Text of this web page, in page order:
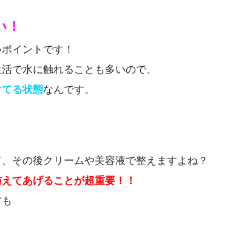
イントです！
で水に触れることも多いので、
る状態なんです。
その後クリームや美容液で整えますよね？
てあげることが超重要！！